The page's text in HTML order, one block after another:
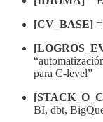
[CV_BASE]
para C-level”
BI, dbt,